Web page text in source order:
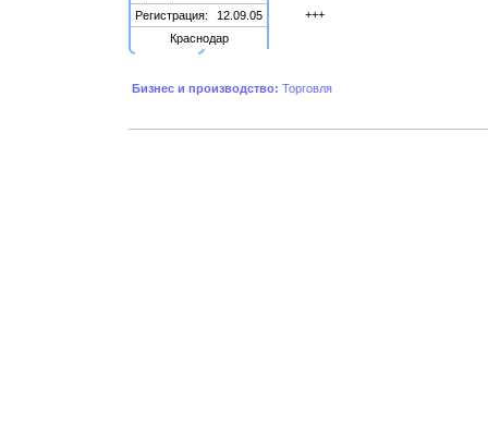
Регистрация:
12.09.05
Краснодар
+++
Бизнес и производство: Торговля